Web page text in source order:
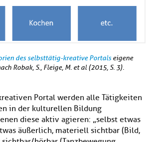
des selbsttätig-kreative Portalseigene
Robak, S., Fleige, M. et al (2015, S. 3).
Portal werden alle Tätigkeiten
in der kulturellen Bildung
diese aktiv agieren: „selbst etwas
äußerlich, materiell sichtbar (Bild,